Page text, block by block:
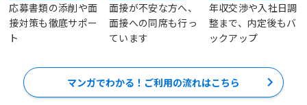
応募書類の添削や面
接対策も徹底サポー
ト
面接が不安な方へ、
面接への同席も行っ
ています
年収交渉や入社日調
整まで、内定後もバ
ックアップ
マンガでわかる！ご利用の流れはこちら